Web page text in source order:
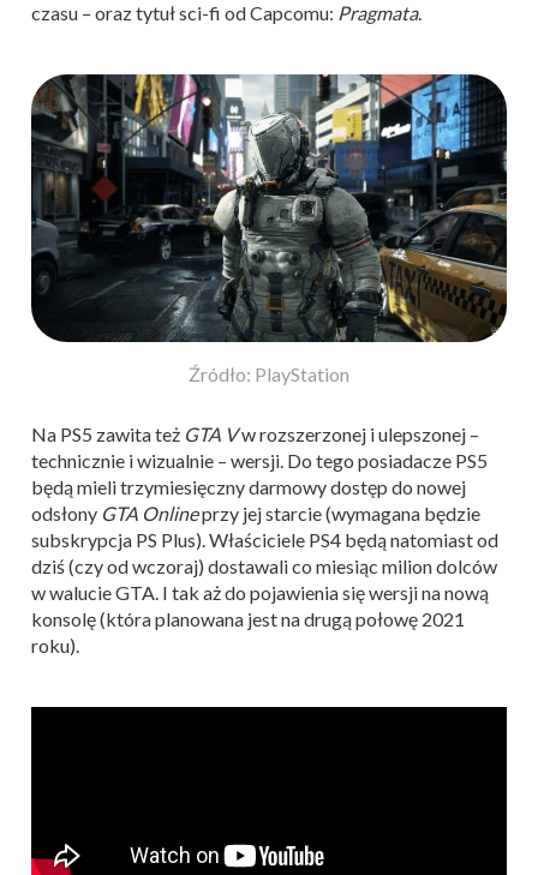
czasu – oraz tytuł sci-fi od Capcomu: Pragmata.
Źródło: PlayStation
Na PS5 zawita też GTA Vw rozszerzonej i ulepszonej –
technicznie i wizualnie – wersji. Do tego posiadacze PS5
będą mieli trzymiesięczny darmowy dostęp do nowej
odsłony GTA Onlineprzy jej starcie (wymagana będzie
subskrypcja PS Plus). Właściciele PS4 będą natomiast od
dziś (czy od wczoraj) dostawali co miesiąc milion dolców
w walucie GTA. I tak aż do pojawienia się wersji na nową
konsolę (która planowana jest na drugą połowę 2021
roku).